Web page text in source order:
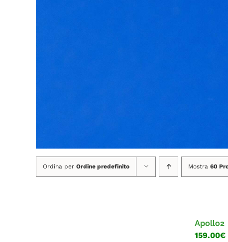
Ordina per Ordine predefinito Mostra 60
Apollo2
159.00€